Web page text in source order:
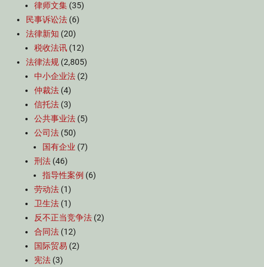
律师文集 (35)
民事诉讼法 (6)
法律新知 (20)
税收法讯 (12)
法律法规 (2,805)
中小企业法 (2)
仲裁法 (4)
信托法 (3)
公共事业法 (5)
公司法 (50)
国有企业 (7)
刑法 (46)
指导性案例 (6)
劳动法 (1)
卫生法 (1)
反不正当竞争法 (2)
合同法 (12)
国际贸易 (2)
宪法 (3)